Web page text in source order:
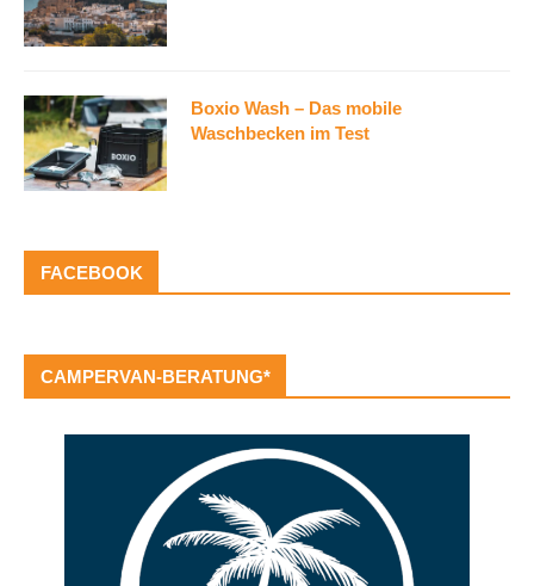
Boxio Wash – Das mobile
Waschbecken im Test
FACEBOOK
CAMPERVAN-BERATUNG*